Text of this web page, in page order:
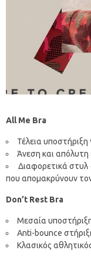
All Me Bra
Τέλεια υποστήριξη
Άνεση και απόλυτη
Διαφορετικά στυλ
που απομακρύνουν
Don’t Rest Bra
Μεσαία υποστήριξη
Anti-bounce
Κλασικός